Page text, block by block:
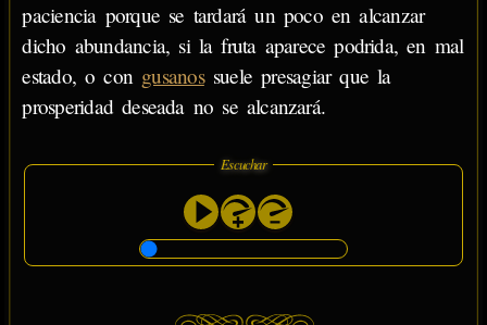
paciencia porque se tardará un poco en alcanzar
dicho abundancia, si la fruta aparece podrida, en mal
estado, o con gusanossuele presagiar que la
prosperidad deseada no se alcanzará.
Escuchar